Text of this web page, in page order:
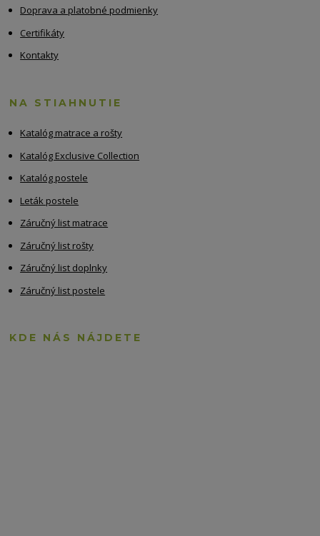
Doprava a platobné podmienky
Certifikáty
Kontakty
NA STIAHNUTIE
Katalóg matrace a rošty
Katalóg Exclusive Collection
Katalóg postele
Leták postele
Záručný list matrace
Záručný list rošty
Záručný list doplnky
Záručný list postele
KDE NÁS NÁJDETE